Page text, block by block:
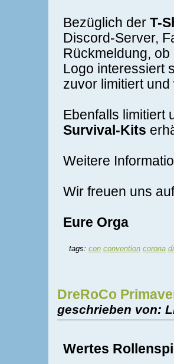
Bezüglich der T-
Discord-Server,
Rückmeldung,
Logo interessiert
zuvor limitiert
Ebenfalls limitiert
Survival-Kits
Weitere
Wir freuen uns
Eure Orga
tags: con convention corona
DreRoCo
geschrieben von:
Wertes